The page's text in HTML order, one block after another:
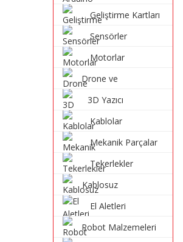
Geliştirme Kartları
Sensörler
Motorlar
Drone ve
Malzemeleri
3D Yazıcı
Kablolar
Mekanik Parçalar
Tekerlekler
Kablosuz
Sistemleri
El Aletleri
Robot Malzemeleri